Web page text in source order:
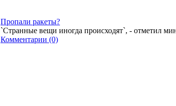
Пропали ракеты?
`Странные вещи иногда происходят`, - отметил
Комментарии (0)